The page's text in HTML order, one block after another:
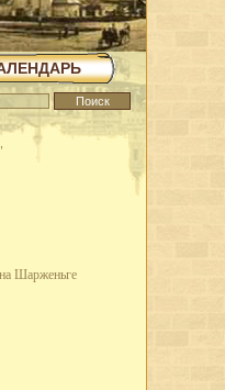
насечки
стоянок
в короткий срок
фабрика,
метровой трубы и
40 у старых
и мощный
предприятий города
плана
воскресники.
расширен цех
посуды из жести.
и получил
Шарженьге